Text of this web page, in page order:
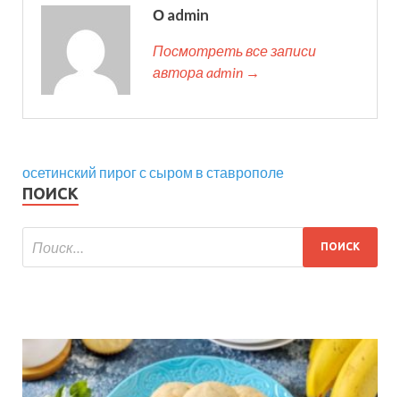
О admin
Посмотреть все записи
автора admin →
осетинский пирог с сыром в ставрополе
ПОИСК